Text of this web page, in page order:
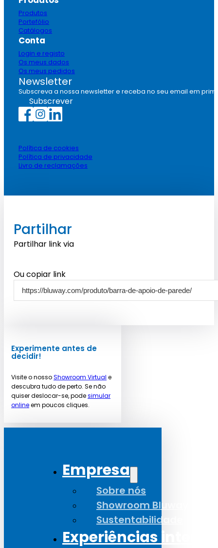
Produtos
Portefólio
Catálogos
Conta
Login e registo
Os meus dados
Os meus pedidos
Newsletter
Subscreva a nossa newsletter e receba no seu email em
Subscrever
Política de cookies
Política de privacidade
Livro de reclamações
Partilhar
Partilhar link via
Ou copiar link
Experimente antes de
decidir!
Visite o nossoShowroom Virtual e
descubra tudo de perto. Se não
quiser deslocar-se, podesimular
onlineem poucos cliques.
Empresa
Sobre nós
Showroom Bluway
Sustentabilidade
Experiências